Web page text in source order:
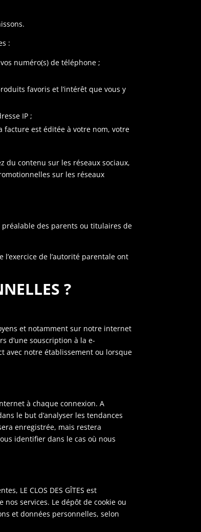
:
numéro(s) de téléphone ;
favoris et l’intérêt que vous y
IP ;
facture est éditée à votre nom, votre
du contenu sur les réseaux sociaux,
sur les réseaux
préalable des parents ou titulaires de
de l’autorité parentale ont
?
et notamment sur notre internet
d’une souscription à la e-
avec notre établissement ou lorsque
à chaque connexion. A
le but d’analyser les tendances
enregistrée, mais restera
identifier dans le cas où nous
LE CLOS DES GÎTES est
services. Le dépôt de cookie ou
et données personnelles, selon